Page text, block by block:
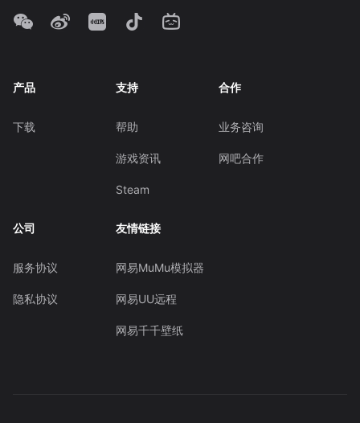
产品
下载
支持
帮助
游戏资讯
Steam
合作
业务咨询
网吧合作
公司
服务协议
隐私协议
友情链接
网易MuMu模拟器
网易UU远程
网易千千壁纸